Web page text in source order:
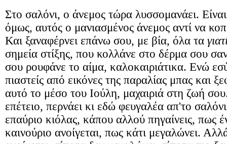
Στο σαλόνι, ο άνεμος τώρα λυσσομανάει.
όμως, αυτός ο μανιασμένος άνεμος αντί να
Και ξαναφέρνει επάνω σου, με βία, όλα τα
σημεία στίξης, που κολλάνε στο δέρμα σου
σου ρουφάνε το αίμα, καλοκαιριάτικα. Ενώ
πιαστείς από εικόνες της παραλίας μπας και
αυτό το μέσο του Ιούλη, μαχαιριά στη ζωή
επέτειο, περνάει κι εδώ φευγαλέα απ'το
επαύριο κιόλας, κάπου αλλού πηγαίνεις, πως
καινούριο ανοίγεται, πως κάτι μεγαλώνει.